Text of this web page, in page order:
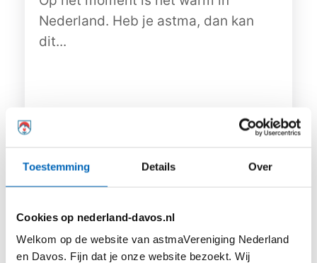
Toestemming Details Over
Cookies op nederland-davos.nl
Welkom op de website van astmaVereniging Nederland
en Davos. Fijn dat je onze website bezoekt. Wij
Nederland. Heb je astma, dan kan
dit...